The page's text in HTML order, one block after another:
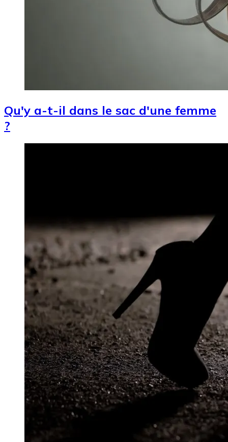
Qu'y a-t-il dans le sac d'une femme
?